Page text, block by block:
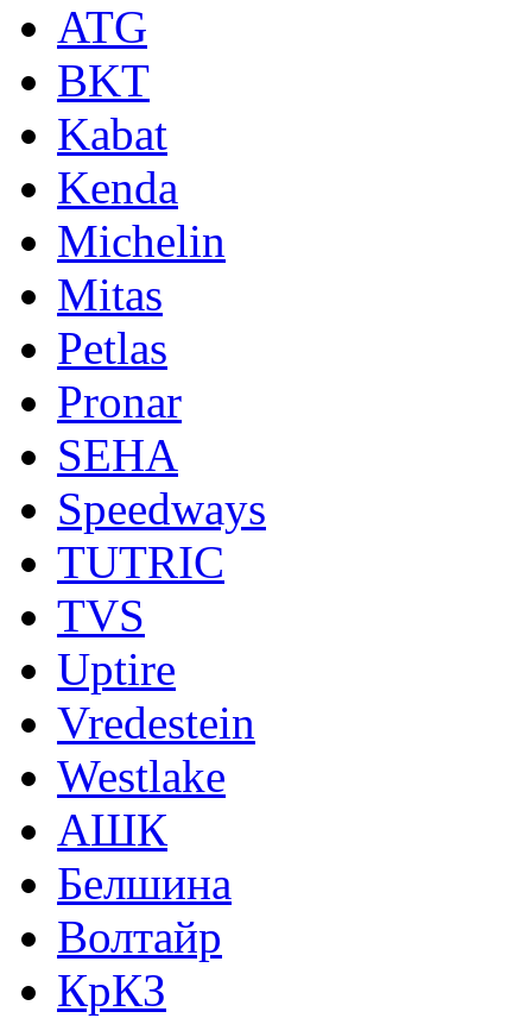
ATG
BKT
Kabat
Kenda
Michelin
Mitas
Petlas
Pronar
SEHA
Speedways
TUTRIC
TVS
Uptire
Vredestein
Westlake
АШК
Белшина
Волтайр
КрКЗ